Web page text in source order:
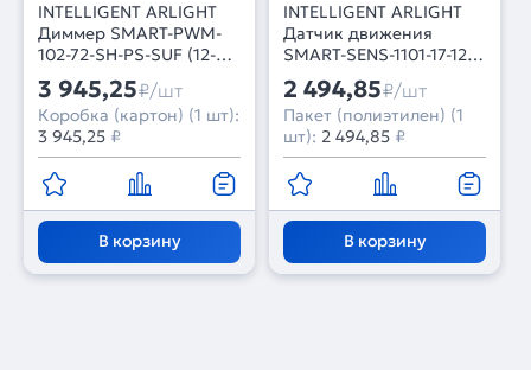
INTELLIGENT ARLIGHT
Диммер SMART-PWM-
102-72-SH-PS-SUF (12-
48V, 2x7A, 2.4G) (IARL,
Контроллер)
3 945,25₽/шт
Коробка (картон) (1 шт):
3 945,25 ₽
В корзину
INTELLIGENT ARLIGHT
Датчик движения
SMART-SENS-1101-17-12-
IN White (12-24V, 1x1.5A,
Switch) (IARL, IP20
Пластик, 5 лет)
2 494,85₽/шт
Пакет (полиэтилен) (1
шт): 2 494,85 ₽
В корзину